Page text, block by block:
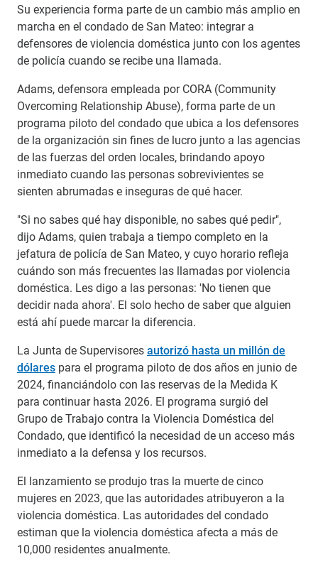
Su experiencia forma parte de un cambio más amplio en
marcha en el condado de San Mateo: integrar a
defensores de violencia doméstica junto con los agentes
de policía cuando se recibe una llamada.
Adams, defensora empleada por CORA (Community
Overcoming Relationship Abuse), forma parte de un
programa piloto del condado que ubica a los defensores
de la organización sin fines de lucro junto a las agencias
de las fuerzas del orden locales, brindando apoyo
inmediato cuando las personas sobrevivientes se
sienten abrumadas e inseguras de qué hacer.
"Si no sabes qué hay disponible, no sabes qué pedir",
dijo Adams, quien trabaja a tiempo completo en la
jefatura de policía de San Mateo, y cuyo horario refleja
cuándo son más frecuentes las llamadas por violencia
doméstica. Les digo a las personas: 'No tienen que
decidir nada ahora'. El solo hecho de saber que alguien
está ahí puede marcar la diferencia.
La Junta de Supervisoresautorizó hasta un millón de
dólares para el programa piloto de dos años en junio de
2024, financiándolo con las reservas de la Medida K
para continuar hasta 2026. El programa surgió del
Grupo de Trabajo contra la Violencia Doméstica del
Condado, que identificó la necesidad de un acceso más
inmediato a la defensa y los recursos.
El lanzamiento se produjo tras la muerte de cinco
mujeres en 2023, que las autoridades atribuyeron a la
violencia doméstica. Las autoridades del condado
estiman que la violencia doméstica afecta a más de
10,000 residentes anualmente.